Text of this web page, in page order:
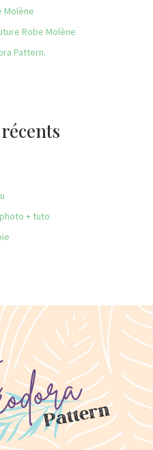
Molène
Robe Molène
Pattern.
+ tuto